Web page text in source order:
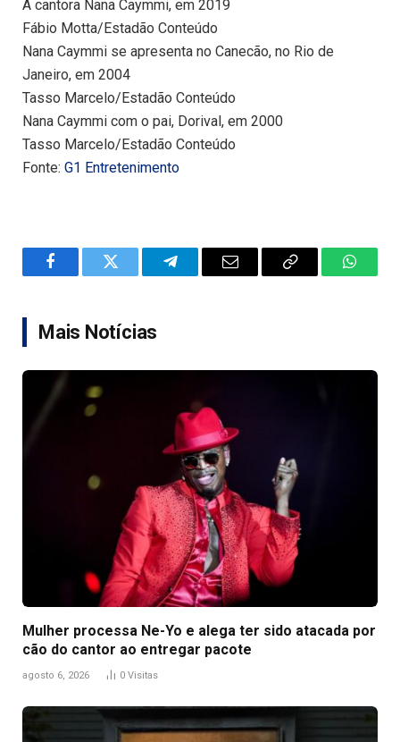
A cantora Nana Caymmi, em 2019
Fábio Motta/Estadão Conteúdo
Nana Caymmi se apresenta no Canecão, no Rio de
Janeiro, em 2004
Tasso Marcelo/Estadão Conteúdo
Nana Caymmi com o pai, Dorival, em 2000
Tasso Marcelo/Estadão Conteúdo
Fonte: G1 Entretenimento
FacebookTwitter TelegramEmail
Copy
Mais Notícias
Mulher processa Ne-Yo e alega ter sido atacada por
cão do cantor ao entregar pacote
agosto 6, 2026 0 Visitas